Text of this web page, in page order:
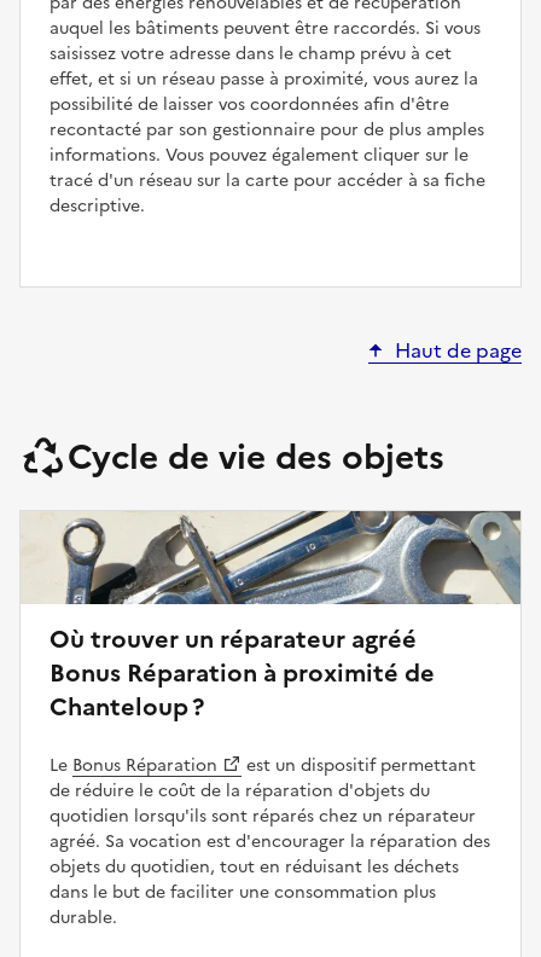
auquel les bâtiments peuvent être raccordés. Si vous
saisissez votre adresse dans le champ prévu à cet
effet, et si un réseau passe à proximité, vous aurez la
possibilité de laisser vos coordonnées afin d'être
recontacté par son gestionnaire pour de plus amples
informations. Vous pouvez également cliquer sur le
tracé d'un réseau sur la carte pour accéder à sa fiche
descriptive.
Haut de page
Cycle de vie des objets
Où trouver un réparateur agréé
Bonus Réparation à proximité de
Chanteloup ?
Le Bonus Réparation
est un dispositif permettant
de réduire le coût de la réparation d'objets du
quotidien lorsqu'ils sont réparés chez un réparateur
agréé. Sa vocation est d'encourager la réparation des
objets du quotidien, tout en réduisant les déchets
dans le but de faciliter une consommation plus
durable.